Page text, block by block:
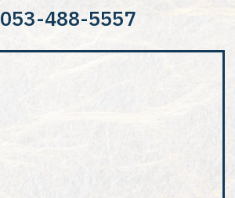
053-488-5557